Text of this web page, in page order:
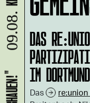
DAS
IM
Das
09.08.